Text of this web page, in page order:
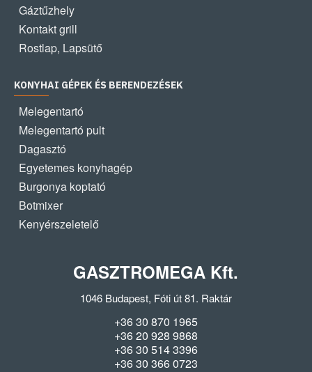
Gáztűzhely
Kontakt grill
Rostlap, Lapsütő
KONYHAI GÉPEK ÉS BERENDEZÉSEK
Melegentartó
Melegentartó pult
Dagasztó
Egyetemes konyhagép
Burgonya koptató
Botmixer
Kenyérszeletelő
GASZTROMEGA Kft.
1046 Budapest, Fóti út 81. Raktár
+36 30 870 1965
+36 20 928 9868
+36 30 514 3396
+36 30 366 0723